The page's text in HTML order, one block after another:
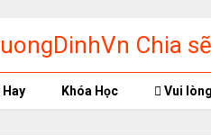
Chia
mềm học tập
Hay Khóa Học Vui